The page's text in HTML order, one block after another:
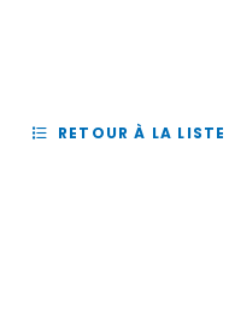
RETOUR À LA LISTE